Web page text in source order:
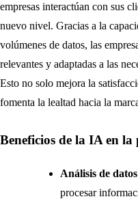
empresas interactúan con sus
nuevo nivel. Gracias a la
volúmenes de datos, las
relevantes y adaptadas a las
Esto no solo mejora la
fomenta la lealtad hacia la
Beneficios de la IA en la
Análisis de
procesar